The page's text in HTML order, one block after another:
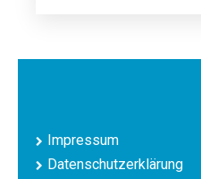
Impressum
Datenschutzerklärung